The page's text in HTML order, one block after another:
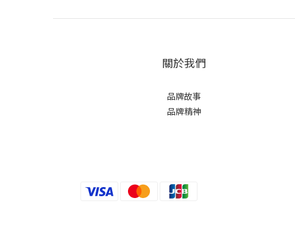
關於我們
品牌故事
品牌精神